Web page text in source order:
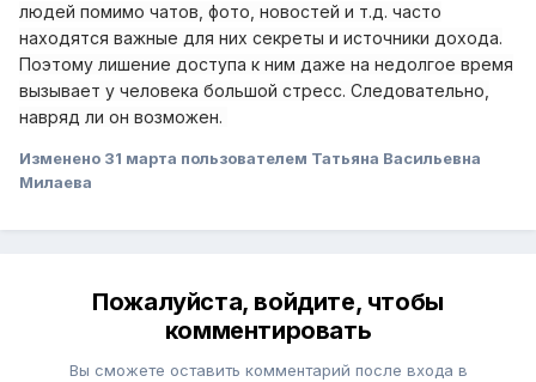
людей помимо чатов, фото, новостей и т.д. часто
находятся важные для них секреты и источники дохода.
Поэтому лишение доступа к ним даже на недолгое время
вызывает у человека большой стресс. Следовательно,
навряд ли он возможен.
Изменено 31 марта пользователем Татьяна Васильевна
Милаева
Пожалуйста, войдите, чтобы
комментировать
Вы сможете оставить комментарий после входа в